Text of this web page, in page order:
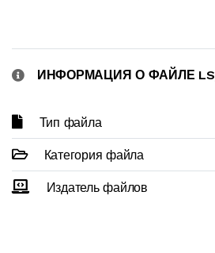
ИНФОРМАЦИЯ О ФАЙЛЕ LS_
Тип файла
Категория файла
Издатель файлов